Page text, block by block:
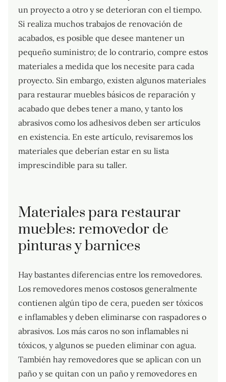
un proyecto a otro y se deterioran con el tiempo.
Si realiza muchos trabajos de renovación de
acabados, es posible que desee mantener un
pequeño suministro; de lo contrario, compre estos
materiales a medida que los necesite para cada
proyecto. Sin embargo, existen algunos materiales
para restaurar muebles básicos de reparación y
acabado que debes tener a mano, y tanto los
abrasivos como los adhesivos deben ser artículos
en existencia. En este artículo, revisaremos los
materiales que deberían estar en su lista
imprescindible para su taller.
Materiales para restaurar
muebles: removedor de
pinturas y barnices
Hay bastantes diferencias entre los removedores.
Los removedores menos costosos generalmente
contienen algún tipo de cera, pueden ser tóxicos
e inflamables y deben eliminarse con raspadores o
abrasivos. Los más caros no son inflamables ni
tóxicos, y algunos se pueden eliminar con agua.
También hay removedores que se aplican con un
paño y se quitan con un paño y removedores en